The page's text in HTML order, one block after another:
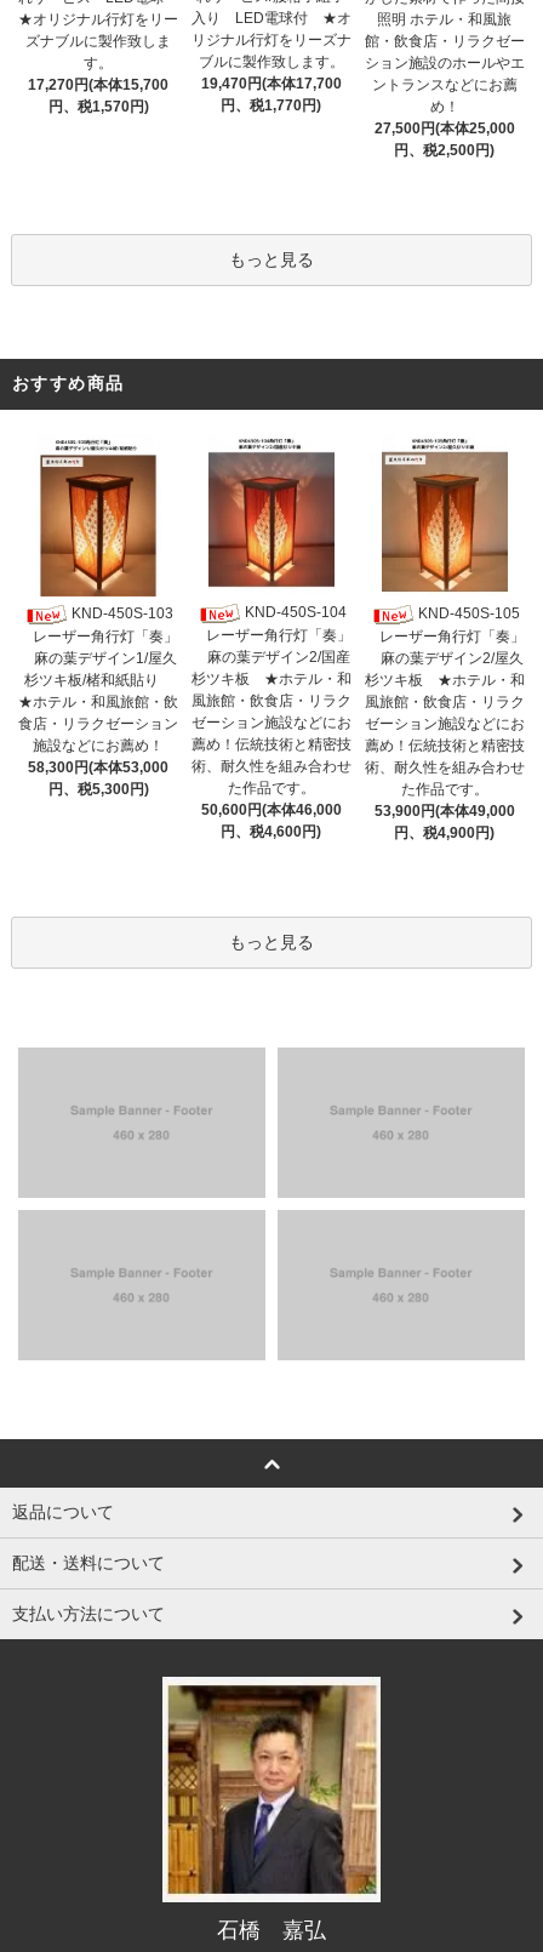
★オリジナル行灯をリー
ズナブルに製作致しま
す。
17,270円(本体15,700
円、税1,570円)
入り LED電球付 ★オ
リジナル行灯をリーズナ
ブルに製作致します。
19,470円(本体17,700
円、税1,770円)
照明 ホテル・和風旅
館・飲食店・リラクゼー
ション施設のホールやエ
ントランスなどにお薦
め！
27,500円(本体25,000
円、税2,500円)
もっと見る
おすすめ商品
KND-450S-103
レーザー角行灯「奏」
麻の葉デザイン1/屋久
杉ツキ板/楮和紙貼り
★ホテル・和風旅館・飲
食店・リラクゼーション
施設などにお薦め！
58,300円(本体53,000
円、税5,300円)
KND-450S-104
レーザー角行灯「奏」
麻の葉デザイン2/国産
杉ツキ板 ★ホテル・和
風旅館・飲食店・リラク
ゼーション施設などにお
薦め！伝統技術と精密技
術、耐久性を組み合わせ
た作品です。
50,600円(本体46,000
円、税4,600円)
KND-450S-105
レーザー角行灯「奏」
麻の葉デザイン2/屋久
杉ツキ板 ★ホテル・和
風旅館・飲食店・リラク
ゼーション施設などにお
薦め！伝統技術と精密技
術、耐久性を組み合わせ
た作品です。
53,900円(本体49,000
円、税4,900円)
もっと見る
返品について
配送・送料について
支払い方法について
石橋 嘉弘